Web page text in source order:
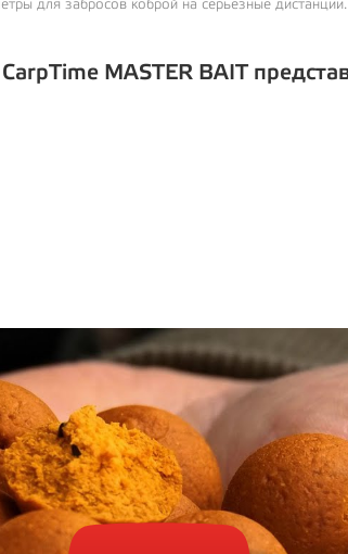
для забросов коброй на серьезные дистанции.
MASTER BAIT